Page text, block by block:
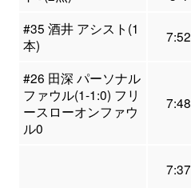
#35 酒井 アシスト(1
本)
7:52
#26 田深 パーソナル
ファウル(1-1:0) フリ
ースローオンファウ
ル0
7:48
7:37